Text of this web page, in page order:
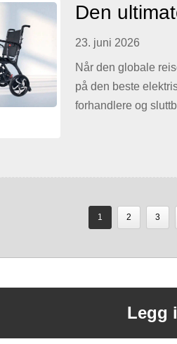
Den
karbonfiber
23. juni 2026
Når den globale
på den beste
forhandlere og
1 2 3
Legg